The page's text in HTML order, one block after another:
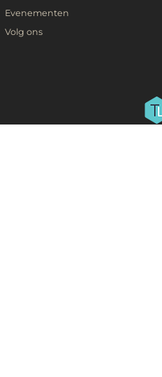
Evenementen
Volg ons